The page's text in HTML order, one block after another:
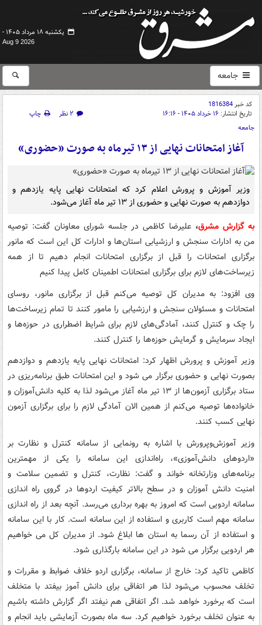
یکشنبه ۱۸ مرداد ۱۴۰۵ -
Aug 9 2026
جامعه
کد خبر1816384
تاریخ انتشار: ۱۶ خرداد ۱۴۰۵ - ۱۶:۱۶ ۲ نظر
چاپ
جامعه
آغاز امتحانات نهایی از ۱۳ تیرماه به صورت «حضوری»
وزیر آموزش و پرورش اعلام کرد که امتحانات نهایی پایه یازدهم و
دوازدهم به صورت نهایی و حضوری از ۱۳ تیر ماه آغاز می‌شود.
به گزارش مشرق، علیرضا کاظمی در جلسه شورای معاونان گفت: توصیه
من به ادارات سنجش و ارزشیابی استان‌ها و ادارات کل این است که مانور
برگزاری امتحانات را قبل از برگزاری امتحانات انجام دهیم تا از همه
زیرساخت‌های لازم برای برگزاری امتحانات اطمینان کامل پیدا کنیم
وی افزود: به مدیران کل توصیه می‌کنم قبل از برگزاری مانور، روسای
امتحانات و مسئولان سنجش و ارزشیابی را مامور کنند تا تمام زیرساخت‌ها
را چک و کنترل کنند، آمادگی‌های لازم برای شرایط اضطراری در حوزه‌ها و
ایجاد سرمایش و گرمایش حوزه‌ها را کنترل کنند.
وزیر آموزش و پرورش اظهار کرد: امتحانات نهایی پایه یازدهم و دوازدهم
بصورت نهایی و حضوری برگزار می شود و این امتحانات طبق برنامه‌ریزی در
ستاد برگزاری آزمون‌ها از ۱۳ تیر ماه آغاز می‌شود لذا به کلیه دانش‌آموزان و
خانواده‌ها توصیه می‌کنم از همین الان آمادگی لازم را برای برگزاری آزمون
نهایی کسب کنند.
وزیر آموزش‌وپرورش با اشاره به رونمایی از سامانه کنترل و نظارت بر
«اردوهای دانش‌آموزی»، راه‌اندازی این سامانه را یکی از مهمترین
برنامه‌های وزارتخانه خواند و گفت: نظارت، کنترل و تضمین سلامت و
امنیت دانش آموزان و در سطح بالاتر کیفیت اردوها در گروی راه اندازی
سامانه اردویی است که امروز به بهره برداری می‌رسد. آنچه بعد از راه اندازی
سامانه مهم است کاربری و استفاده از این سامانه است. کار با این سامانه
و استفاده از آن رسما به استان ها ابلاغ شود. از مدیران کل می خواهیم
هر اردویی برگزار می شود در این سامانه بارگذاری شود.
کاظمی تاکید کرد: خارج از سامانه، برگزاری اردو خلاف ضوابط و مقررات و
تخلف محسوب می‌شود لذا هر اتفاقی برای دانش آموز بیفتد با متخلف
است که برخورد خواهد شد. اگر اتفاقی هم نیفتد اگر گزارش داشته باشیم
به عنوان تخلف برخورد خواهیم کرد. سه ماه بصورت آزمایشی باید انجام و